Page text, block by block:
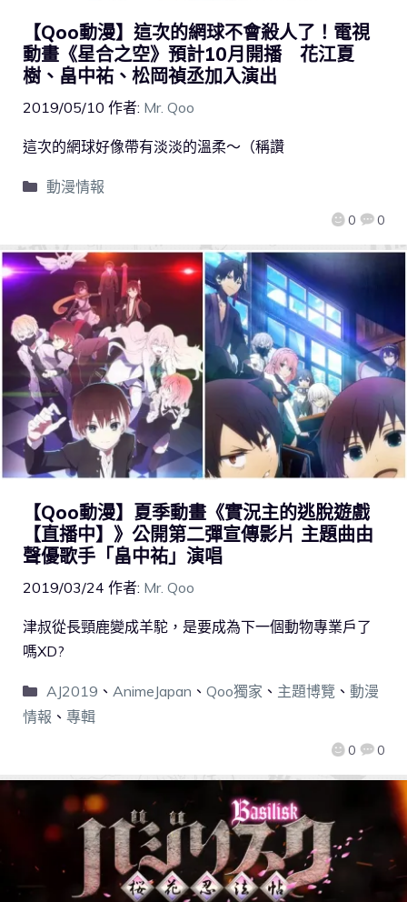
【Qoo動漫】這次的網球不會殺人了！電視
動畫《星合之空》預計10月開播 花江夏
樹、畠中祐、松岡禎丞加入演出
2019/05/10 作者: Mr. Qoo
0 0
這次的網球好像帶有淡淡的溫柔～（稱讚
動漫情報
【Qoo動漫】夏季動畫《實況主的逃脫遊戲
【直播中】》公開第二彈宣傳影片 主題曲由
聲優歌手「畠中祐」演唱
2019/03/24 作者: Mr. Qoo
0 0
津叔從長頸鹿變成羊駝，是要成為下一個動物專業戶了
嗎XD?
AJ2019 、 AnimeJapan 、 Qoo獨家 、 主題博覽 、 動漫
情報 、 專輯